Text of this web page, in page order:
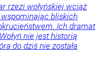
rzezi wołyńskiej wciąż
bliskich
Ich dramat
nie jest historią
do dziś nie została